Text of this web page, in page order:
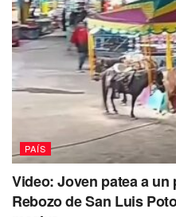
Turquía y Siria: sube la
muertas tras sismo
“En el caso de
aterrizó el vuelo en
a 140 kilómetros,
donde se puede
tres horas por tierra
produjo el mayor
PAÍS
Video: Joven patea a un
Rebozo de San Luis